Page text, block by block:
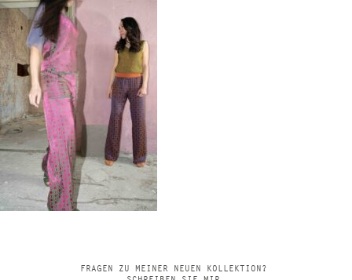
FRAGEN ZU MEINER NEUEN KOLLEKTION?